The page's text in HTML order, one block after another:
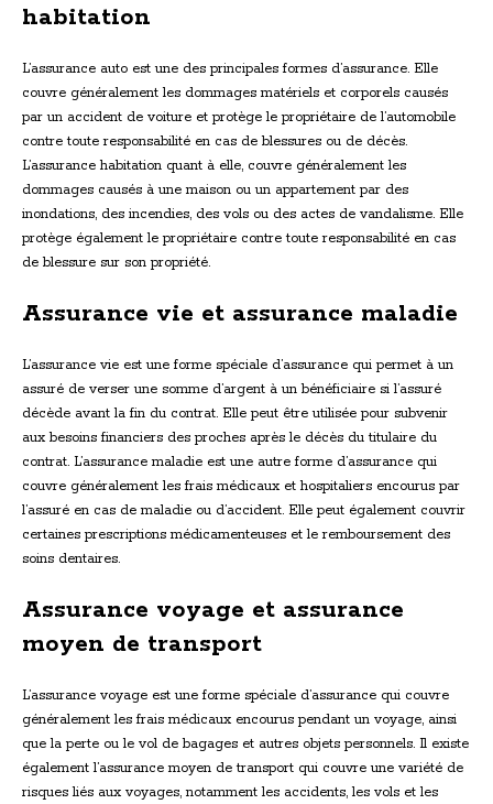
habitation
L’assurance auto est une des principales formes d’assurance. Elle
couvre généralement les dommages matériels et corporels causés
par un accident de voiture et protège le propriétaire de l’automobile
contre toute responsabilité en cas de blessures ou de décès.
L’assurance habitation quant à elle, couvre généralement les
dommages causés à une maison ou un appartement par des
inondations, des incendies, des vols ou des actes de vandalisme. Elle
protège également le propriétaire contre toute responsabilité en cas
de blessure sur son propriété.
Assurance vie et assurance maladie
L’assurance vie est une forme spéciale d’assurance qui permet à un
assuré de verser une somme d’argent à un bénéficiaire si l’assuré
décède avant la fin du contrat. Elle peut être utilisée pour subvenir
aux besoins financiers des proches après le décès du titulaire du
contrat. L’assurance maladie est une autre forme d’assurance qui
couvre généralement les frais médicaux et hospitaliers encourus par
l’assuré en cas de maladie ou d’accident. Elle peut également couvrir
certaines prescriptions médicamenteuses et le remboursement des
soins dentaires.
Assurance voyage et assurance
moyen de transport
L’assurance voyage est une forme spéciale d’assurance qui couvre
généralement les frais médicaux encourus pendant un voyage, ainsi
que la perte ou le vol de bagages et autres objets personnels. Il existe
également l’assurance moyen de transport qui couvre une variété de
risques liés aux voyages, notamment les accidents, les vols et les